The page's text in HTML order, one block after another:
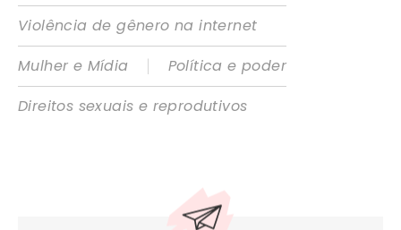
Violência de gênero na internet
Mulher e Mídia
|
Política e poder
Direitos sexuais e reprodutivos